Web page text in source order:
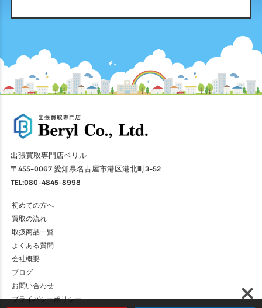
出張買取専門店ベリル
〒455-0067 愛知県名古屋市港区港北町3-52
TEL:080-4845-8998
初めての方へ
買取の流れ
取扱商品一覧
よくある質問
会社概要
ブログ
お問い合わせ
プライバシーポリシー